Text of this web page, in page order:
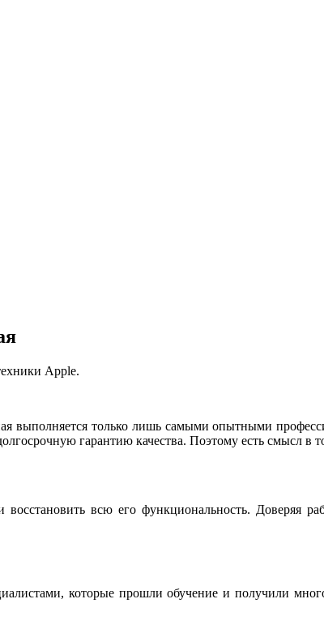
Apple.
выполняется только лишь самыми опытными
гарантию качества. Поэтому есть смысл в
всю его функциональность. Доверяя
которые прошли обучение и получили